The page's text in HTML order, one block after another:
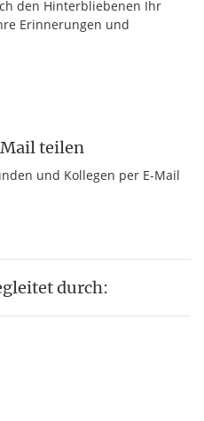
den Hinterbliebenen Ihr
Erinnerungen und
teilen
und Kollegen per E-Mail
durch: